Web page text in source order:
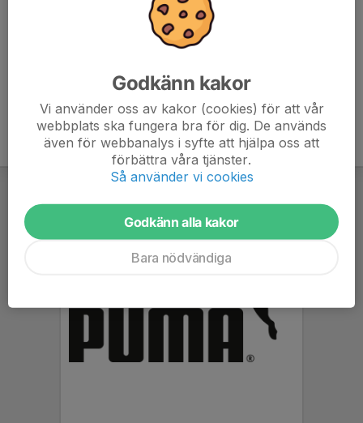
Godkänn kakor
Vi använder oss av kakor (cookies) för att vår
webbplats ska fungera bra för dig. De används
även för webbanalys i syfte att hjälpa oss att
förbättra våra tjänster.
Så använder vi cookies
Godkänn alla kakor
Bara nödvändiga